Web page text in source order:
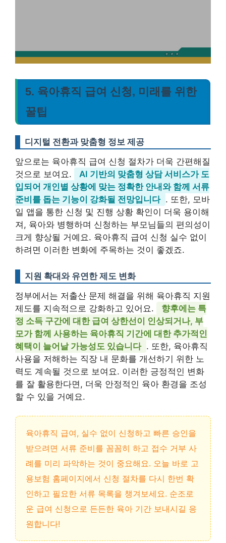
5. 육아휴직 급여 신청, 미래를 위한
꿀팁
디지털 전환과 맞춤형 정보 제공
앞으로는 육아휴직 급여 신청 절차가 더욱 간편해질
것으로 보여요.
AI 기반의 맞춤형 상담 서비스가 도
입되어 개인별 상황에 맞는 정확한 안내와 함께 서류
준비를 돕는 기능이 강화될 전망입니다 . 또한, 모바
일 앱을 통한 신청 및 진행 상황 확인이 더욱 용이해
져, 육아와 병행하며 신청하는 부모님들의 편의성이
크게 향상될 거예요. 육아휴직 급여 신청 실수 없이
하려면 이러한 변화에 주목하는 것이 좋겠죠.
지원 확대와 유연한 제도 변화
정부에서는 저출산 문제 해결을 위해 육아휴직 지원
제도를 지속적으로 강화하고 있어요.
향후에는 특
정 소득 구간에 대한 급여 상한선이 인상되거나, 부
모가 함께 사용하는 육아휴직 기간에 대한 추가적인
혜택이 늘어날 가능성도 있습니다 . 또한, 육아휴직
사용을 저해하는 직장 내 문화를 개선하기 위한 노
력도 계속될 것으로 보여요. 이러한 긍정적인 변화
를 잘 활용한다면, 더욱 안정적인 육아 환경을 조성
할 수 있을 거예요.
육아휴직 급여, 실수 없이 신청하고 빠른 승인을
받으려면 서류 준비를 꼼꼼히 하고 접수 거부 사
례를 미리 파악하는 것이 중요해요. 오늘 바로 고
용보험 홈페이지에서 신청 절차를 다시 한번 확
인하고 필요한 서류 목록을 챙겨보세요. 순조로
운 급여 신청으로 든든한 육아 기간 보내시길 응
원합니다!